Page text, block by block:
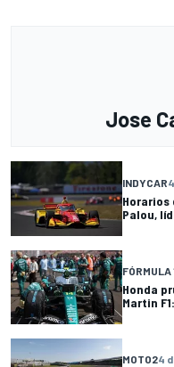
Jose
INDYCAR
Horarios
Palou,
FÓRMULA
Honda
Martin
MOTO24 d